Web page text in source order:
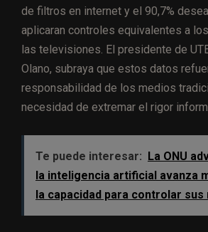
de filtros en internet y el 90,7%
aplicaran controles equivalentes a
las televisiones. El presidente de
Olano, subraya que estos datos
responsabilidad de los medios
necesidad de extremar el rigor
Te puede interesar: La ONU
la inteligencia artificial avanza
la capacidad para controlar